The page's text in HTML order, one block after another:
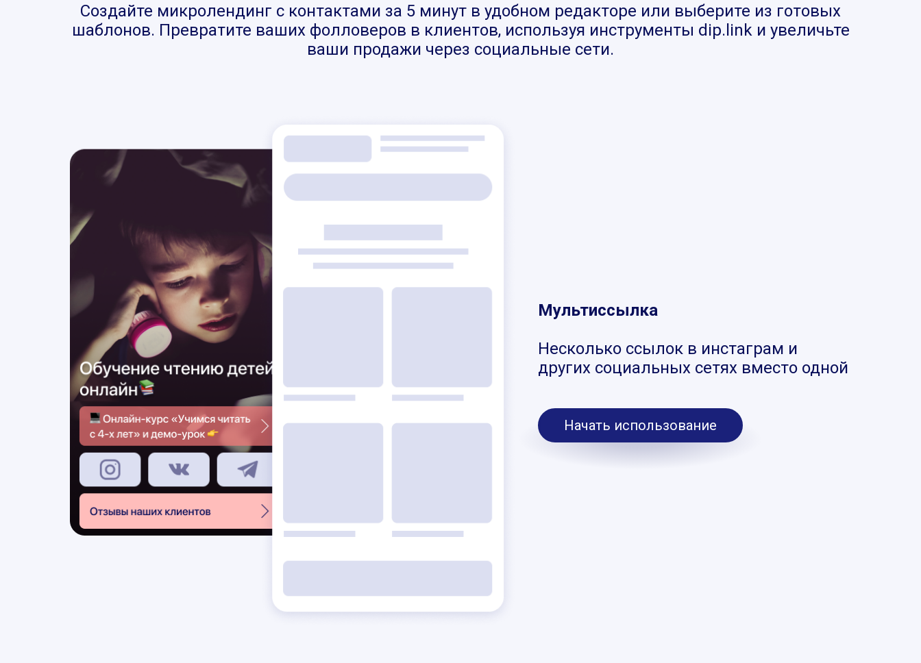
Создайте микролендинг с контактами за 5 минут в удобном редакторе или выберите из готовых
шаблонов. Превратите ваших фолловеров в клиентов, используя инструменты dip.link и увеличьте
ваши продажи через социальные сети.
Мультиссылка
Несколько ссылок в инстаграм и
других социальных сетях вместо одной
Начать использование